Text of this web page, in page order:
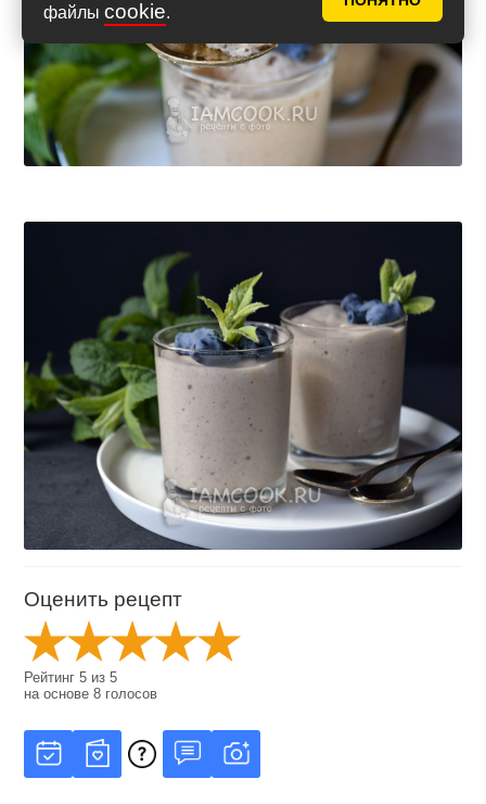
файлы cookie.
Оценить рецепт
Рейтинг5 из5
на основе8 голосов